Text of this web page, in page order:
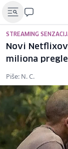
STREAMING
Novi
miliona
Piše: N. C.